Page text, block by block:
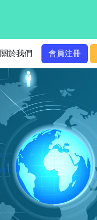
關於我們 會員注冊